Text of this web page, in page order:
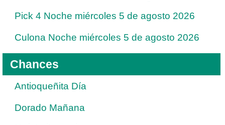
Pick 4 Noche miércoles 5 de agosto 2026
Culona Noche miércoles 5 de agosto 2026
Chances
Antioqueñita Día
Dorado Mañana